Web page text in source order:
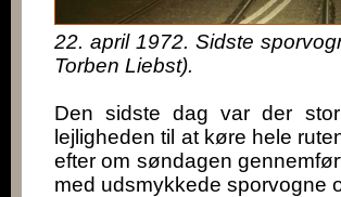
22. april 1972. Sidste
Torben Liebst).
Den sidste dag var der
lejligheden til at køre hele
efter om søndagen
med udsmykkede sporvogne